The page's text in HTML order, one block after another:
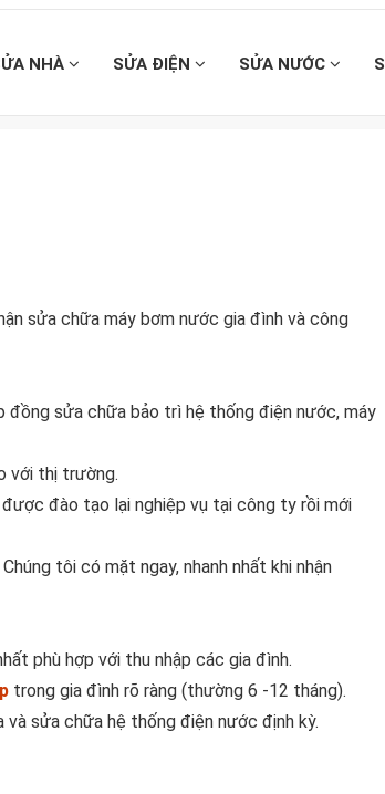
NHÀ SỬA ĐIỆN SỬA NƯỚC
sửa chữa máy bơm nước gia đình và công
đồng sửa chữa bảo trì hệ thống điện nước, máy
với thị trường.
đào tạo lại nghiệp vụ tại công ty rồi mới
tôi có mặt ngay, nhanh nhất khi nhận
phù hợp với thu nhập các gia đình.
trong gia đình rõ ràng (thường 6 -12 tháng).
sửa chữa hệ thống điện nước định kỳ.